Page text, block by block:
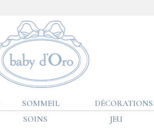
SOMMEIL DÉCORATIONS
SOINS JEU